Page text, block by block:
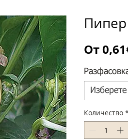
От
Изберете
Количество *